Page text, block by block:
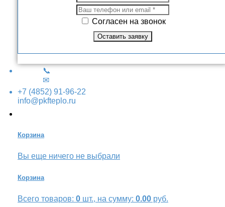
Согласен на звонок
📞
✉
+7 (4852) 91-96-22
info@pkfteplo.ru
Корзина
Вы еще ничего не выбрали
Корзина
Всего товаров: 0 шт., на сумму: 0.00 руб.